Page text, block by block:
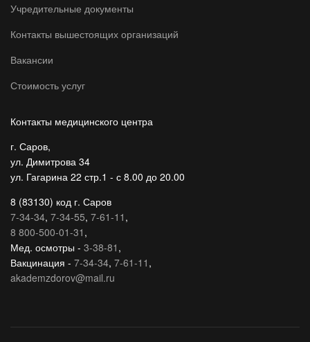
Учредительные документы
Контакты вышестоящих организаций
Вакансии
Стоимость услуг
Контакты медицинского центра
г. Саров,
ул. Димитрова 34
ул. Гагарина 22 стр.1 - с 8.00 до 20.00
8 (83130) код г. Саров
7-34-34, 7-34-55, 7-61-11 ,
8 800-500-01-31 ,
Мед. осмотры - 3-38-81 ,
Вакцинация - 7-34-34, 7-61-11 ,
akademzdorov@mail.ru